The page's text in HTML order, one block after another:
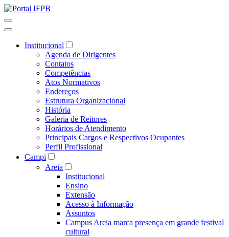
Institucional
Agenda de Dirigentes
Contatos
Competências
Atos Normativos
Endereços
Estrutura Organizacional
História
Galeria de Reitores
Horários de Atendimento
Principais Cargos e Respectivos Ocupantes
Perfil Profissional
Campi
Areia
Institucional
Ensino
Extensão
Acesso à Informação
Assuntos
Campus Areia marca presença em grande festival
cultural